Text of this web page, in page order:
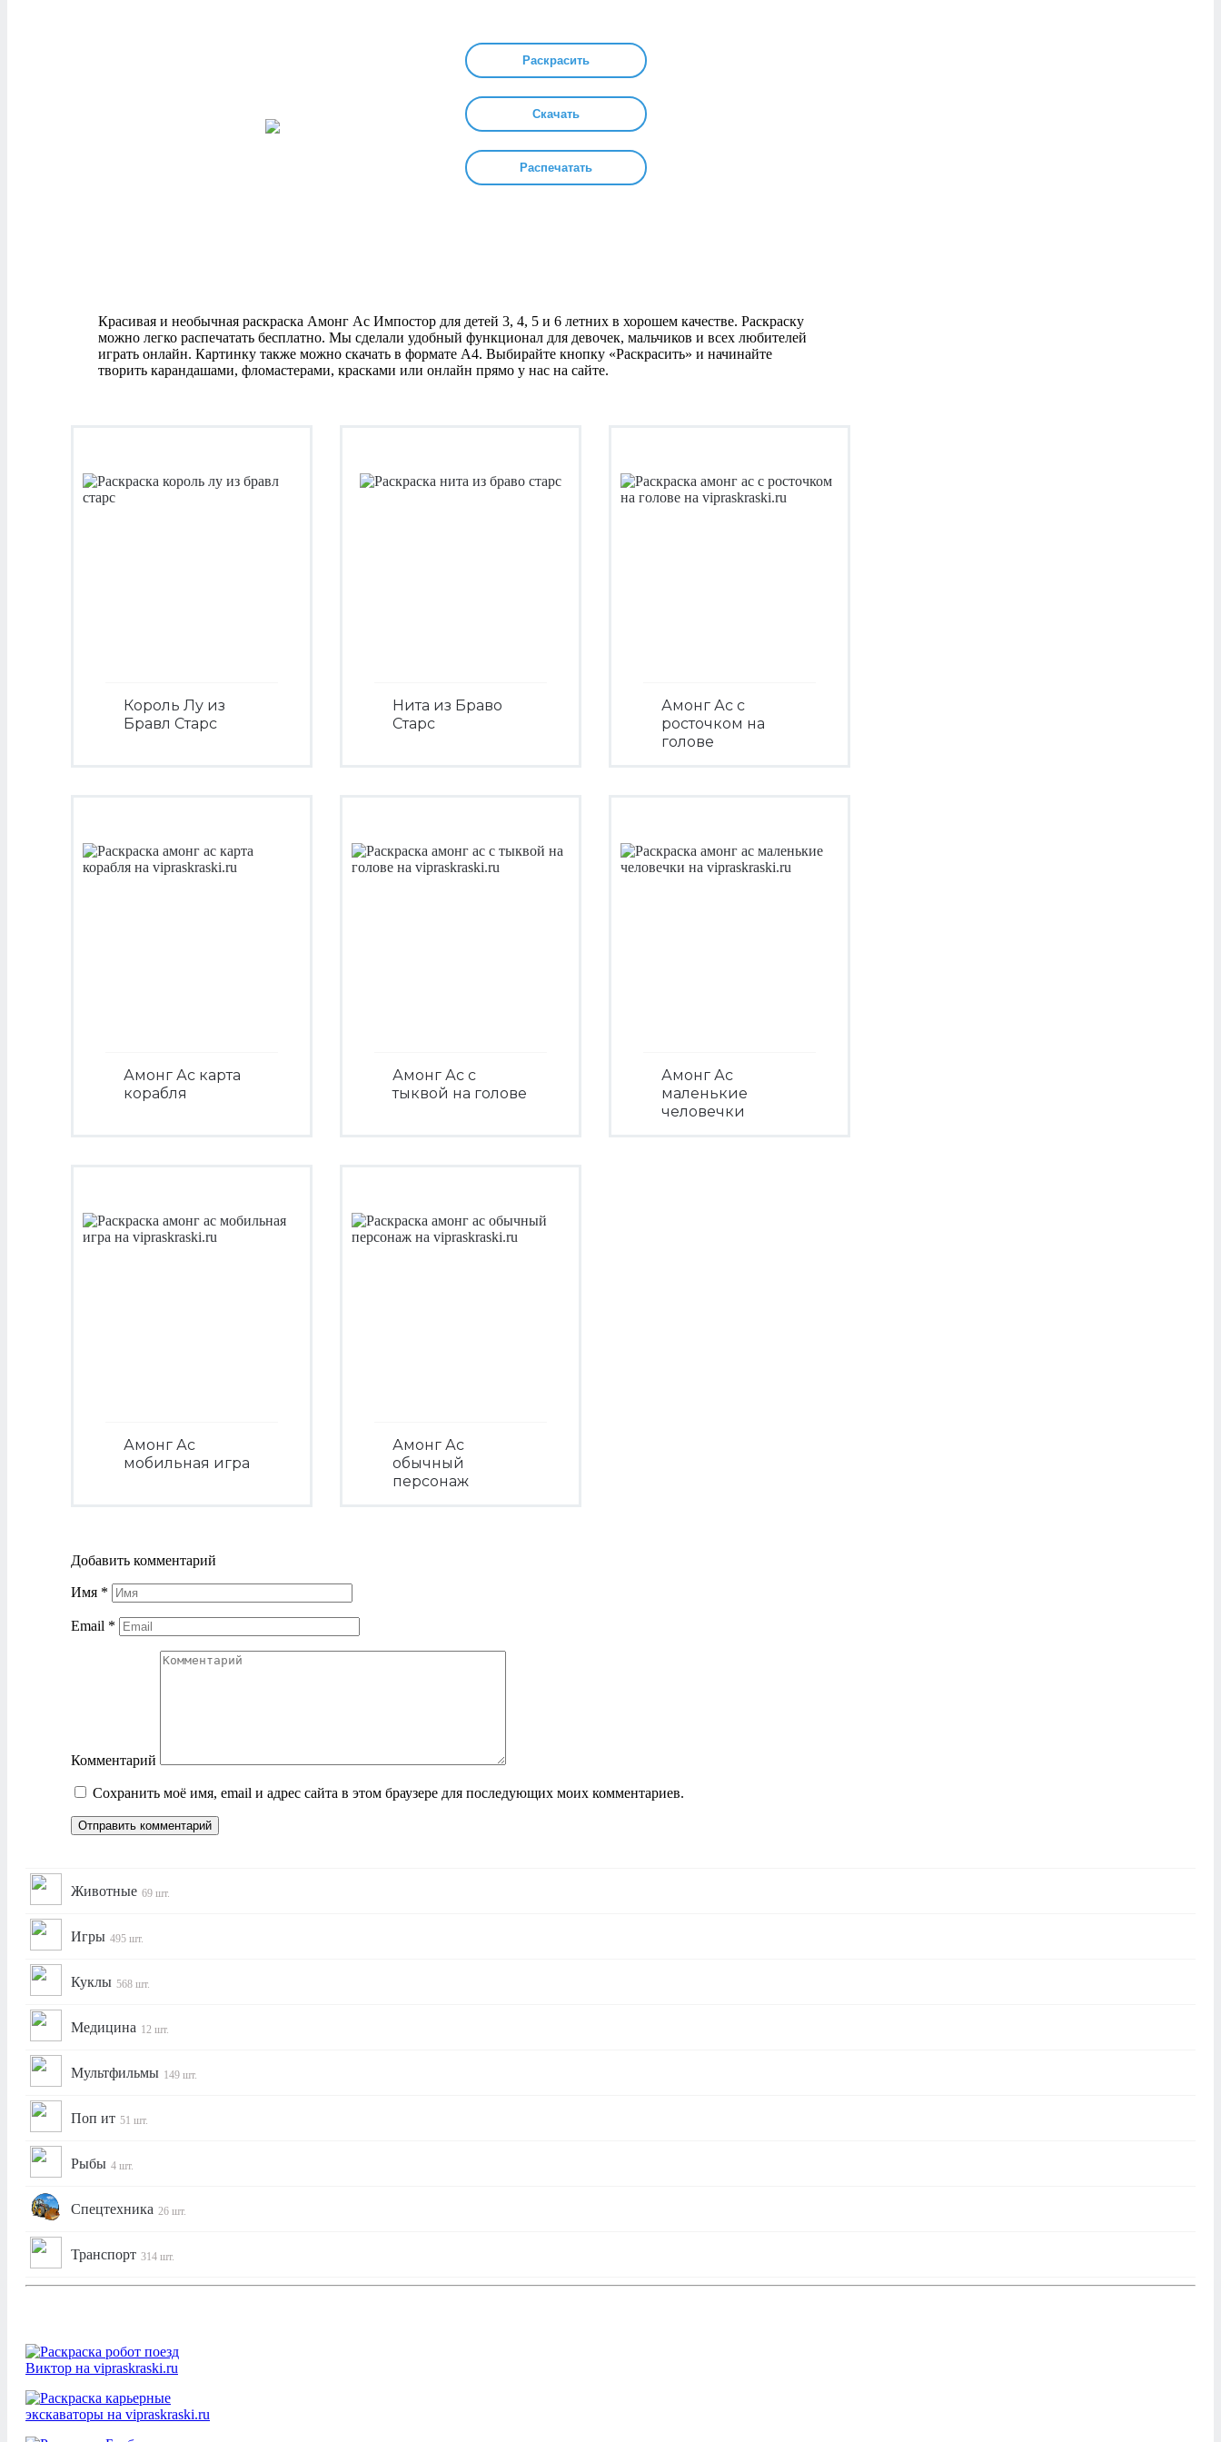
Раскрасить
Скачать
Распечатать
Красивая и необычная раскраска Амонг Ас Импостор для детей 3, 4, 5 и 6 летних в хорошем качестве. Раскраску
можно легко распечатать бесплатно. Мы сделали удобный функционал для девочек, мальчиков и всех любителей
играть онлайн. Картинку также можно скачать в формате А4. Выбирайте кнопку «Раскрасить» и начинайте
творить карандашами, фломастерами, красками или онлайн прямо у нас на сайте.
Король Лу из
Бравл Старс
Нита из Браво
Старс
Амонг Ас с
росточком на
голове
Амонг Ас карта
корабля
Амонг Ас с
тыквой на голове
Амонг Ас
маленькие
человечки
Амонг Ас
мобильная игра
Амонг Ас
обычный
персонаж
Добавить комментарий
Имя *
Email *
Комментарий
Сохранить моё имя, email и адрес сайта в этом браузере для последующих моих комментариев.
Животные 69 шт.
Игры 495 шт.
Куклы 568 шт.
Медицина 12 шт.
Мультфильмы 149 шт.
Поп ит 51 шт.
Рыбы 4 шт.
Спецтехника 26 шт.
Транспорт 314 шт.